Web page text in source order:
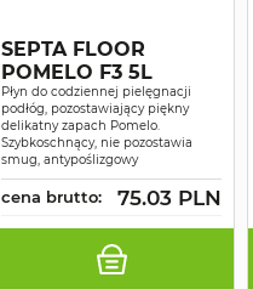
SEPTA FLOOR
POMELO F3 5L
Płyn do codziennej pielęgnacji
podłóg, pozostawiający piękny
delikatny zapach Pomelo.
Szybkoschnący, nie pozostawia
smug, antypoślizgowy
cena brutto: 75.03 PLN